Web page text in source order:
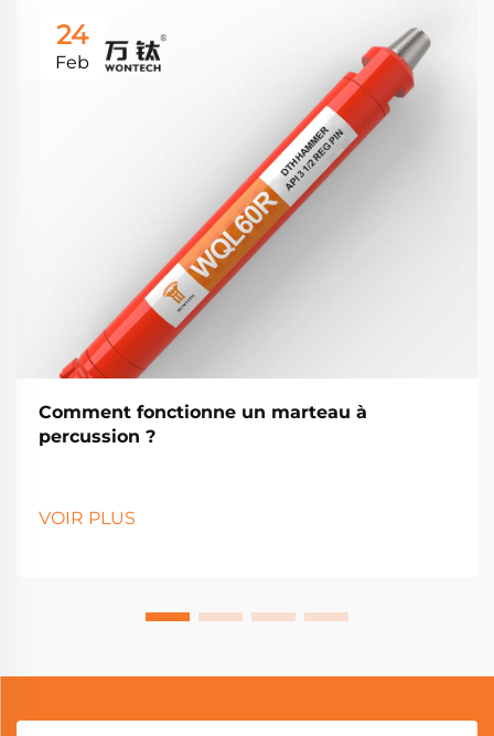
24
Feb
Comment fonctionne un marteau à
percussion ?
VOIR PLUS